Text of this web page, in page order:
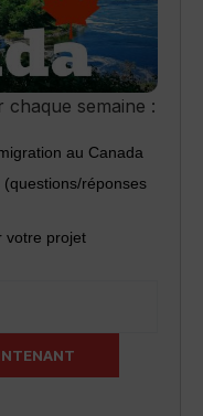
semaine :
au Canada
réponses
votre projet